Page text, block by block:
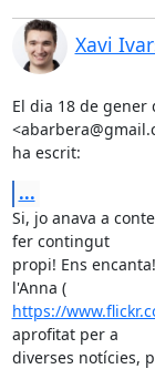
Xavi
El dia 18 de gener
ha escrit:
...
Si, jo anava a
fer contingut
propi! Ens
l'Anna (
https://
aprofitat per a
diverses notícies,